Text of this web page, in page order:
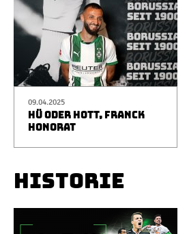
09.04.2025
HÜ ODER HOTT, FRANCK
HONORAT
HISTORIE